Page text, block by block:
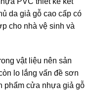
da giả gỗ cao cấp có
cho nhà vệ sinh và
vật liệu nên sản
lo lắng vấn đề sơn
phẩm cửa nhựa giả gỗ